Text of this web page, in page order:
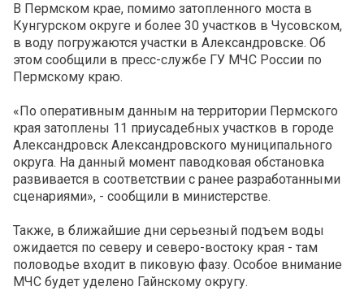
В Пермском крае, помимо затопленного моста в
Кунгурском округе и более 30 участков в Чусовском,
в воду погружаются участки в Александровске. Об
этом сообщили в пресс-службе ГУ МЧС России по
Пермскому краю.
«По оперативным данным на территории Пермского
края затоплены 11 приусадебных участков в городе
Александровск Александровского муниципального
округа. На данный момент паводковая обстановка
развивается в соответствии с ранее разработанными
сценариями», - сообщили в министерстве.
Также, в ближайшие дни серьезный подъем воды
ожидается по северу и северо-востоку края - там
половодье входит в пиковую фазу. Особое внимание
МЧС будет уделено Гайнскому округу.